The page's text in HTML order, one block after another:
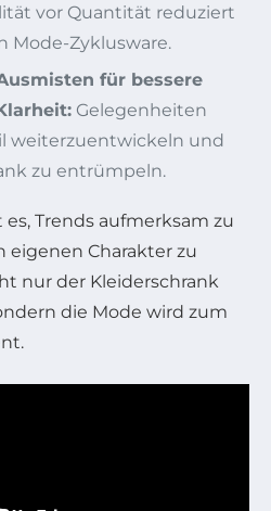
vor Quantität reduziert
Mode-Zyklusware.
für bessere
Gelegenheiten
weiterzuentwickeln und
zu entrümpeln.
Trends aufmerksam zu
eigenen Charakter zu
nur der Kleiderschrank
die Mode wird zum